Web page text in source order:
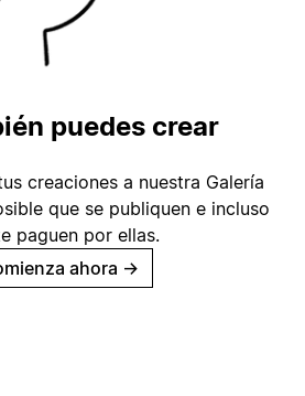
puedes crear
creaciones a nuestra Galería
que se publiquen e incluso
paguen por ellas.
ahora →